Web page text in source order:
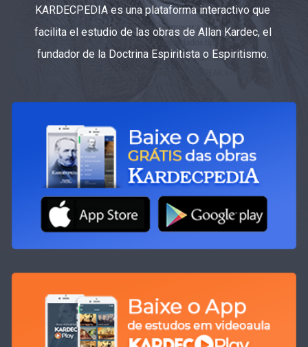
KARDECPEDIA es una plataforma interactivo que
facilita el estudio de las obras de Allan Kardec, el
fundador de la Doctrina Espiritista o Espiritismo.